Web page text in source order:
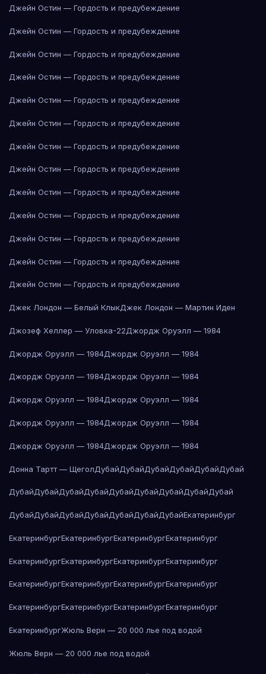
Джейн Остин — Гордость и предубеждение
Джейн Остин — Гордость и предубеждение
Джейн Остин — Гордость и предубеждение
Джейн Остин — Гордость и предубеждение
Джейн Остин — Гордость и предубеждение
Джейн Остин — Гордость и предубеждение
Джейн Остин — Гордость и предубеждение
Джейн Остин — Гордость и предубеждение
Джейн Остин — Гордость и предубеждение
Джейн Остин — Гордость и предубеждение
Джейн Остин — Гордость и предубеждение
Джейн Остин — Гордость и предубеждение
Джейн Остин — Гордость и предубеждение
Джек Лондон — Белый КлыкДжек Лондон — Мартин Иден
Джозеф Хеллер — Уловка-22Джордж Оруэлл — 1984
Джордж Оруэлл — 1984Джордж Оруэлл — 1984
Джордж Оруэлл — 1984Джордж Оруэлл — 1984
Джордж Оруэлл — 1984Джордж Оруэлл — 1984
Джордж Оруэлл — 1984Джордж Оруэлл — 1984
Джордж Оруэлл — 1984Джордж Оруэлл — 1984
Донна Тартт — ЩеголДубайДубайДубайДубайДубайДубай
ДубайДубайДубайДубайДубайДубайДубайДубайДубай
ДубайДубайДубайДубайДубайДубайДубайЕкатеринбург
ЕкатеринбургЕкатеринбургЕкатеринбургЕкатеринбург
ЕкатеринбургЕкатеринбургЕкатеринбургЕкатеринбург
ЕкатеринбургЕкатеринбургЕкатеринбургЕкатеринбург
ЕкатеринбургЕкатеринбургЕкатеринбургЕкатеринбург
ЕкатеринбургЖюль Верн — 20 000 лье под водой
Жюль Верн — 20 000 лье под водой